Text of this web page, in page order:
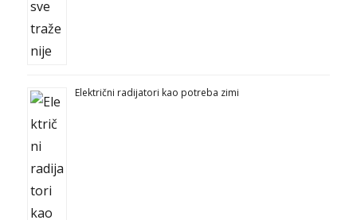
Električni radijatori kao potreba zimi